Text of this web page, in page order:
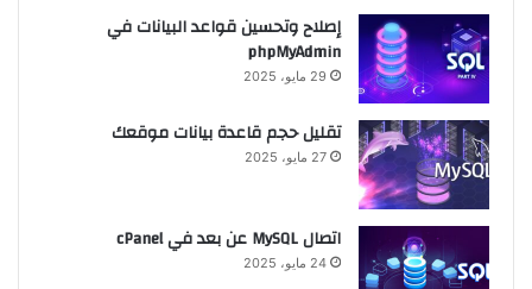
إصلاح وتحسين قواعد البيانات في
phpMyAdmin
29 مايو، 2025
تقليل حجم قاعدة بيانات موقعك
27 مايو، 2025
اتصال MySQL عن بعد في cPanel
24 مايو، 2025